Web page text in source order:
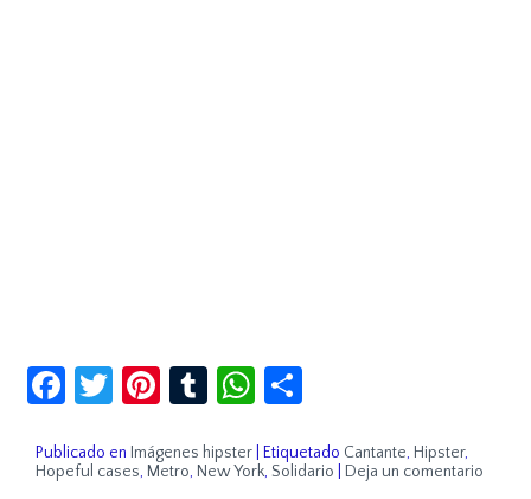
Facebook
Twitter
Pinterest
TumblrWhatsApp
Publicado en Imágenes hipster Etiquetado Cantante, Hipster,
Hopeful cases, Metro, New York, Solidario Deja un comentario